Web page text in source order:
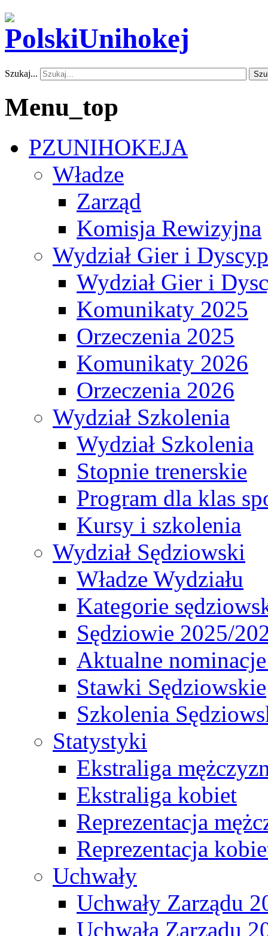
Szukaj...
Menu_top
PZUNIHOKEJA
Władze
Zarząd
Komisja Rewizyjna
Wydział Gier i
Wydział Gier i
Komunikaty 2025
Orzeczenia 2025
Komunikaty 2026
Orzeczenia 2026
Wydział Szkolenia
Wydział Szkolenia
Stopnie trenerskie
Program dla klas
Kursy i szkolenia
Wydział Sędziowski
Władze Wydziału
Kategorie
Sędziowie 2025/
Aktualne
Stawki Sędziowskie
Szkolenia
Statystyki
Ekstraliga
Ekstraliga kobiet
Reprezentacja
Reprezentacja
Uchwały
Uchwały Zarządu
Uchwała Zarządu